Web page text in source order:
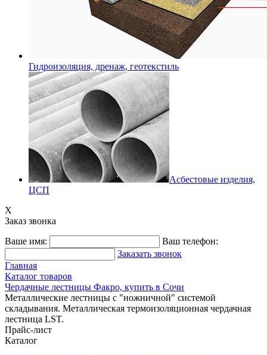
Гидроизоляция, дренаж, геотекстиль
Асбестовые изделия,
ЦСП
X
Заказ звонка
Ваше имя:
Ваш телефон:
Заказать звонок
Главная
Каталог товаров
Чердачные лестницы Факро, купить в Сочи
Металлические лестницы с "ножничной" системой
складывания. Металлическая термоизоляционная чердачная
лестница LST.
Прайс-лист
Каталог